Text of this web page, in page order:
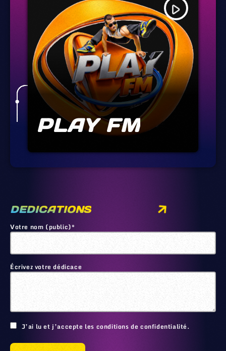
play_arrow
PLAY FM
DEDICATIONS
Votre nom (public)*
Écrivez votre dédicace
J’ai lu et j’accepte les conditions de confidentialité.